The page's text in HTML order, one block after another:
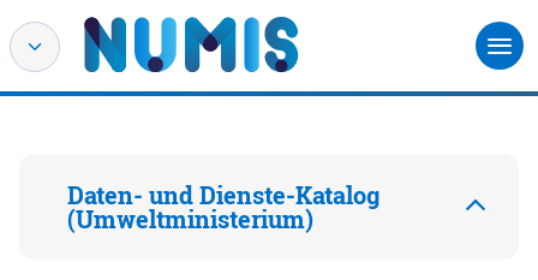
Daten- und Dienste-Katalog
(Umweltministerium)